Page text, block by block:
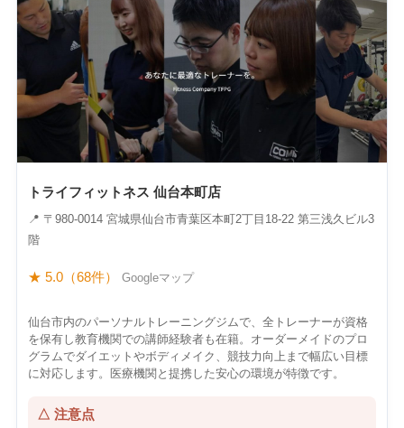
トライフィットネス 仙台本町店
📍 〒980-0014 宮城県仙台市青葉区本町2丁目18-22 第三浅久ビル3
階
★ 5.0（68件） Googleマップ
仙台市内のパーソナルトレーニングジムで、全トレーナーが資格
を保有し教育機関での講師経験者も在籍。オーダーメイドのプロ
グラムでダイエットやボディメイク、競技力向上まで幅広い目標
に対応します。医療機関と提携した安心の環境が特徴です。
△ 注意点